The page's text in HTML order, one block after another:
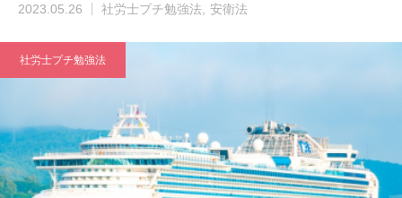
2023.05.26
社労士プチ勉強法 安衛法
社労士プチ勉強法